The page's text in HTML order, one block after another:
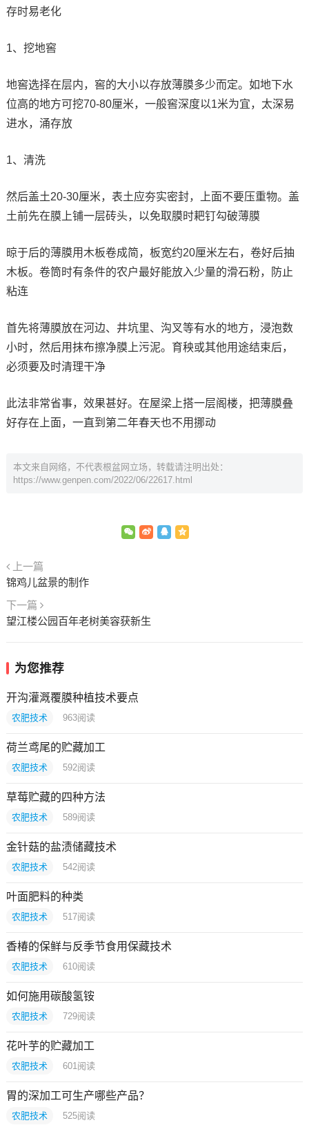
存时易老化
1、挖地窖
地窖选择在层内，窖的大小以存放薄膜多少而定。如地下水
位高的地方可挖70-80厘米，一般窖深度以1米为宜，太深易
进水，涌存放
1、清洗
然后盖土20-30厘米，表土应夯实密封，上面不要压重物。盖
土前先在膜上铺一层砖头，以免取膜时耙钉勾破薄膜
晾于后的薄膜用木板卷成简，板宽约20厘米左右，卷好后抽
木板。卷筒时有条件的农户最好能放入少量的滑石粉，防止
粘连
首先将薄膜放在河边、井坑里、沟叉等有水的地方，浸泡数
小时，然后用抹布擦净膜上污泥。育秧或其他用途结束后，
必须要及时清理干净
此法非常省事，效果甚好。在屋梁上搭一层阁楼，把薄膜叠
好存在上面，一直到第二年春天也不用挪动
本文来自网络，不代表根盆网立场，转载请注明出处：
https://www.genpen.com/2022/06/22617.html
上一篇
锦鸡儿盆景的制作
下一篇
望江楼公园百年老树美容获新生
为您推荐
开沟灌溉覆膜种植技术要点
农肥技术 963阅读
荷兰鸢尾的贮藏加工
农肥技术 592阅读
草莓贮藏的四种方法
农肥技术 589阅读
金针菇的盐渍储藏技术
农肥技术 542阅读
叶面肥料的种类
农肥技术 517阅读
香椿的保鲜与反季节食用保藏技术
农肥技术 610阅读
如何施用碳酸氢铵
农肥技术 729阅读
花叶芋的贮藏加工
农肥技术 601 阅读
胃的深加工可生产哪些产品？
农肥技术 525阅读